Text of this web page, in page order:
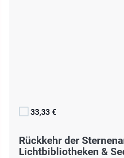
33,33 €
Rückkehr der
Lichtbibliotheken &